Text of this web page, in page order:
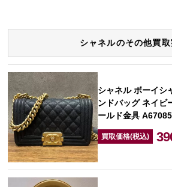
シャネルのその他買取
シャネル ボーイシ
ンドバッグ ネイビ
ールド金具
買取価格(税込)